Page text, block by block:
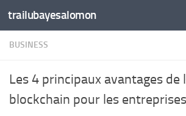
Skip to content
trailubayesalomon
BUSINESS
Les 4 principaux avantages de
blockchain pour les entreprises